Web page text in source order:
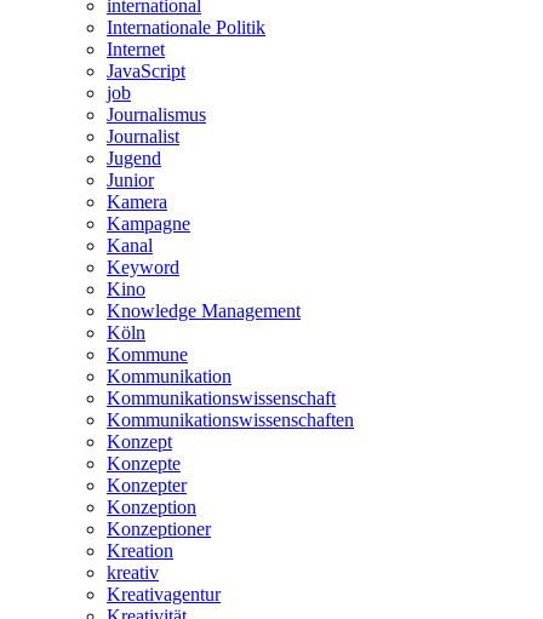
international
Internationale Politik
Internet
JavaScript
job
Journalismus
Journalist
Jugend
Junior
Kamera
Kampagne
Kanal
Keyword
Kino
Knowledge Management
Köln
Kommune
Kommunikation
Kommunikationswissenschaft
Kommunikationswissenschaften
Konzept
Konzepte
Konzepter
Konzeption
Konzeptioner
Kreation
kreativ
Kreativagentur